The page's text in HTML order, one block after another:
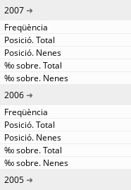
2007
2006
2005